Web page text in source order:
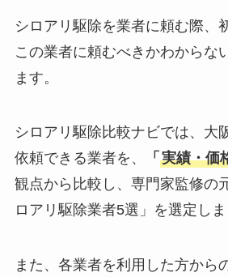
シロアリ駆除を業者に頼む際、
この業者に頼むべきかわからな
ます。
シロアリ駆除比較ナビでは、大
依頼できる業者を、
「 実績・価
観点から比較し、専門家監修の
ロアリ駆除業者5選」を選定しま
また、各業者を利用した方から